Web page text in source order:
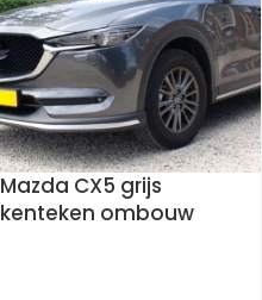
Mazda CX5 grijs
kenteken ombouw